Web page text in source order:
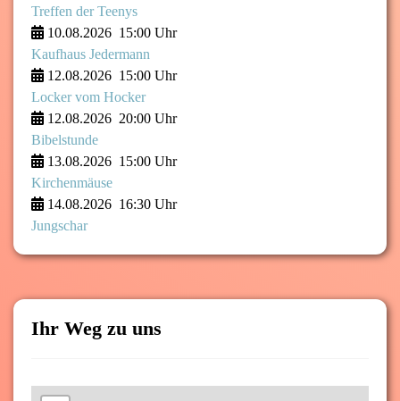
Treffen der Teenys
10.08.2026 15:00 Uhr
Kaufhaus Jedermann
12.08.2026 15:00 Uhr
Locker vom Hocker
12.08.2026 20:00 Uhr
Bibelstunde
13.08.2026 15:00 Uhr
Kirchenmäuse
14.08.2026 16:30 Uhr
Jungschar
Ihr Weg zu uns